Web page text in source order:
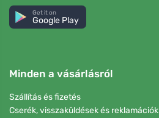
Get it on
Google Play
Minden a vásárlásról
Szállítás és fizetés
Cserék, visszaküldések és reklamációk